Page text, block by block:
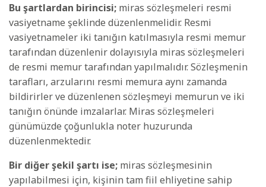
Bu şartlardan birincisi; miras sözleşmeleri resmi
vasiyetname şeklinde düzenlenmelidir. Resmi
vasiyetnameler iki tanığın katılmasıyla resmi memur
tarafından düzenlenir dolayısıyla miras sözleşmeleri
de resmi memur tarafından yapılmalıdır. Sözleşmenin
tarafları, arzularını resmi memura aynı zamanda
bildirirler ve düzenlenen sözleşmeyi memurun ve iki
tanığın önünde imzalarlar. Miras sözleşmeleri
günümüzde çoğunlukla noter huzurunda
düzenlenmektedir.
Bir diğer şekil şartı ise; miras sözleşmesinin
yapılabilmesi için, kişinin tam fiil ehliyetine sahip